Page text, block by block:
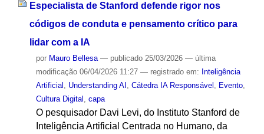
Especialista de Stanford defende rigor nos
códigos de conduta e pensamento crítico para
lidar com a IA
por Mauro Bellesa — publicado25/03/2026 — última
modificação06/04/2026 11:27 — registrado em: Inteligência
Artificial , Understanding AI , Cátedra IA Responsável , Evento,
Cultura Digital , capa
O pesquisador Davi Levi, do Instituto Stanford de
Inteligência Artificial Centrada no Humano, da